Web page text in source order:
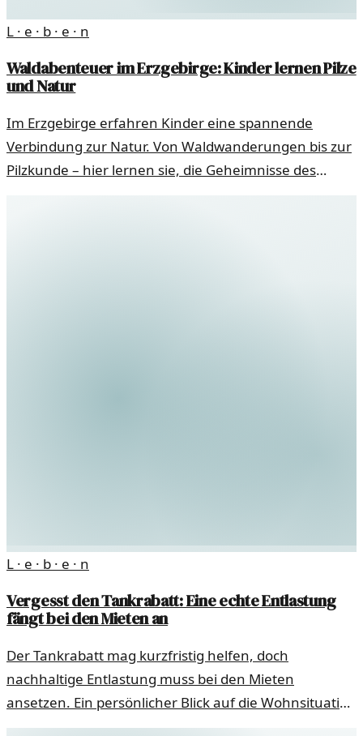
L · e · b · e · n
Waldabenteuer im Erzgebirge: Kinder lernen Pilze
und Natur
Im Erzgebirge erfahren Kinder eine spannende
Verbindung zur Natur. Von Waldwanderungen bis zur
Pilzkunde – hier lernen sie, die Geheimnisse des
L · e · b · e · n
Vergesst den Tankrabatt: Eine echte Entlastung
fängt bei den Mieten an
Der Tankrabatt mag kurzfristig helfen, doch
nachhaltige Entlastung muss bei den Mieten
ansetzen. Ein persönlicher Blick auf die Wohnsituation
und ihre Folgen.